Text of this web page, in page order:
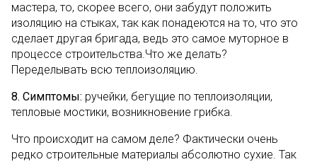
мастера, то, скорее всего, они забудут положить
изоляцию на стыках, так как понадеются на то, что это
сделает другая бригада, ведь это самое муторное в
процессе строительства.Что же делать?
Переделывать всю теплоизоляцию.
8. Симптомы: ручейки, бегущие по теплоизоляции,
тепловые мостики, возникновение грибка.
Что происходит на самом деле? Фактически очень
редко строительные материалы абсолютно сухие. Так